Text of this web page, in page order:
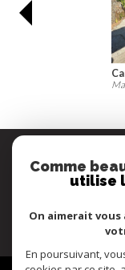
Comme
utilise
On aimerait
En poursuivant,